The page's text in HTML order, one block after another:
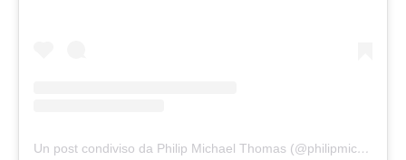
Un post condiviso da Philip Michael Thomas (@philipmichaelthomas)